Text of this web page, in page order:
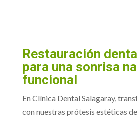
Restauración
para una sonrisa
funcional
En Clínica Dental Salagaray,
con nuestras prótesis estéticas